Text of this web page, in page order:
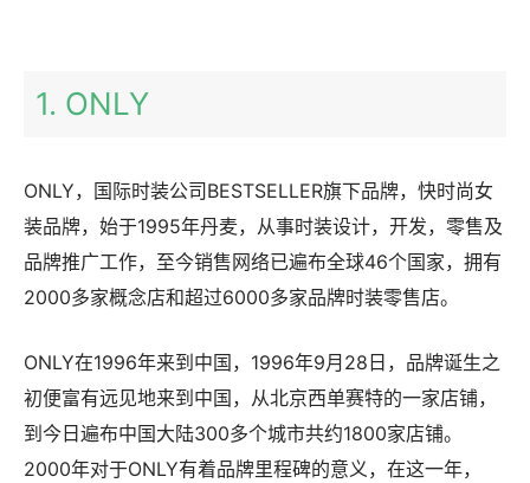
1. ONLY
ONLY，国际时装公司BESTSELLER旗下品牌，快时尚女
装品牌，始于1995年丹麦，从事时装设计，开发，零售及
品牌推广工作，至今销售网络已遍布全球46个国家，拥有
2000多家概念店和超过6000多家品牌时装零售店。
ONLY在1996年来到中国，1996年9月28日，品牌诞生之
初便富有远见地来到中国，从北京西单赛特的一家店铺，
到今日遍布中国大陆300多个城市共约1800家店铺。
2000年对于ONLY有着品牌里程碑的意义，在这一年，